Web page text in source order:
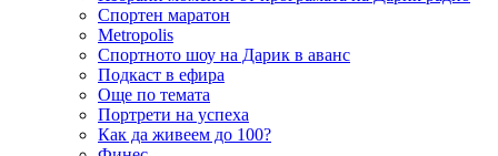
Спортен маратон
Metropolis
Спортното шоу на Дарик в аванс
Подкаст в ефира
Още по темата
Портрети на успеха
Как да живеем до 100?